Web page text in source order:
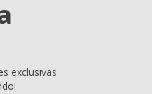
exclusivas